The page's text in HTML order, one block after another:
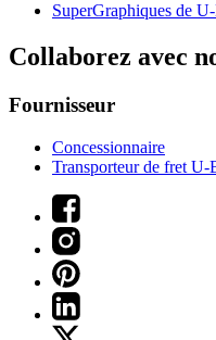
SuperGraphiques de
Collaborez avec
Fournisseur
Concessionnaire
Transporteur de fret